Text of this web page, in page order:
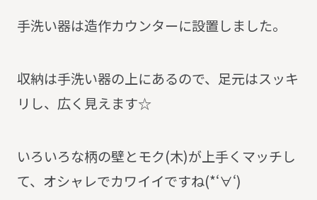
手洗い器は造作カウンターに設置しました。
収納は手洗い器の上にあるので、足元はスッキ
リし、広く見えます☆
いろいろな柄の壁とモク(木)が上手くマッチし
て、オシャレでカワイイですね(*‘∀‘)